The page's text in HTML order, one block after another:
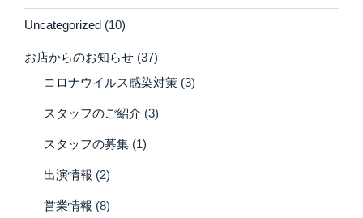
Uncategorized (10)
お店からのお知らせ (37)
コロナウイルス感染対策 (3)
スタッフのご紹介 (3)
スタッフの募集 (1)
出演情報 (2)
営業情報 (8)